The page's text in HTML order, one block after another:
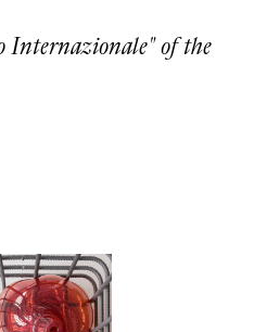
Internazionale" of the